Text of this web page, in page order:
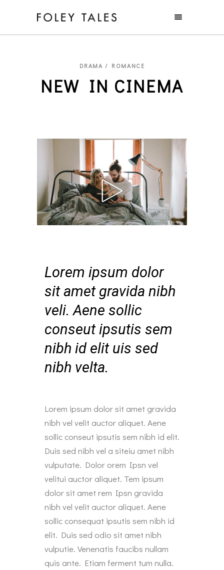
DRAMA / ROMANCE
NEW IN CINEMA
Lorem ipsum dolor
sit amet gravida nibh
veli. Aene sollic
conseut ipsutis sem
nibh id elit uis sed
nibh velta.
Lorem ipsum dolor sit amet gravida
nibh vel velit auctor aliquet. Aene
sollic conseut ipsutis sem nibh id elit.
Duis sed nibh vel a siteiu amet nibh
vulputate. Dolor orem Ipsn vel
velitui auctor aliquet. Tem ipsum
dolor sit amet rem Ipsn gravida
nibh vel velit auctor aliquet. Aene
sollic consequat ipsutis sem nibh id
elit. Duis sed odio sit amet nibh
vulputie. Venenatis faucibs nullam
quis ante. Etiam ferment tum nulla.